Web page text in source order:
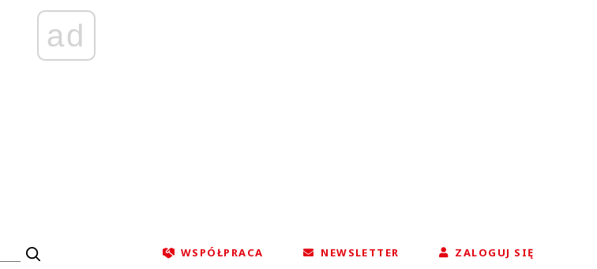
ad
WSPÓŁPRACA NEWSLETTER ZALOGUJ SIĘ